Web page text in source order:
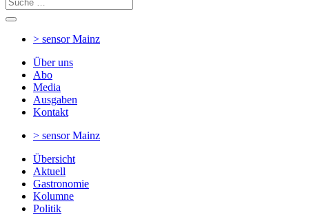
> sensorMainz
Über uns
Abo
Media
Ausgaben
Kontakt
> sensorMainz
Übersicht
Aktuell
Gastronomie
Kolumne
Politik